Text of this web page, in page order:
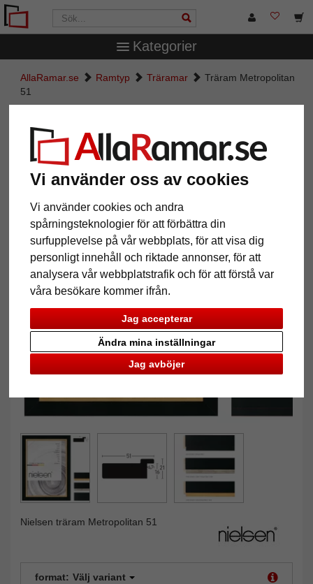
Vi använder oss av cookies
Vi använder cookies och andra
spårningsteknologier för att förbättra din
surfupplevelse på vår webbplats, för att visa dig
personligt innehåll och riktade annonser, för att
analysera vår webbplatstrafik och för att förstå var
våra besökare kommer ifrån.
Jag accepterar
Jag avböjer
Ändra mina inställningar
Kategorier
AllaRamar.se Ramtyp Träramar
Träram Metropolitan
51
Träram Metropolitan 51
Tillbaka
Nielsen träram Metropolitan 51
format: Välj variant